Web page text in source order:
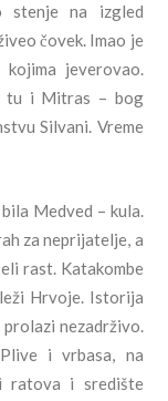
stenje na izgled
čovek. Imao je
jeverovao.
tu i Mitras – bog
Silvani. Vreme
Medved – kula.
za neprijatelje, a
rast. Katakombe
Hrvoje. Istorija
nezadrživo.
i vrbasa, na
ratova i središte